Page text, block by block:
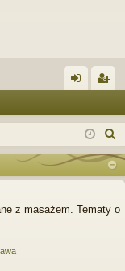
og
si
ej
tru
z masażem. Tematy o